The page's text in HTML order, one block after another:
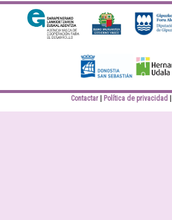
Eusko jaurlaritza
Gipuzkoa
Contactar Política de privacidad